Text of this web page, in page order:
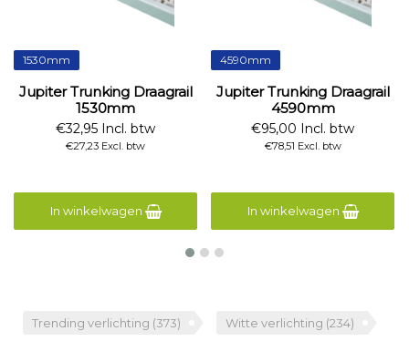
1530mm
Jupiter Trunking Draagrail
1530mm
€32,95 Incl. btw
€27,23 Excl. btw
In winkelwagen
4590mm
Jupiter Trunking Draagrail
4590mm
€95,00 Incl. btw
€78,51 Excl. btw
In winkelwagen
Trending verlichting (373) Witte verlichting (234)